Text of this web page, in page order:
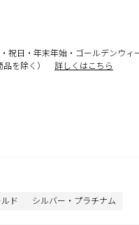
日・年末年始・ゴールデンウィ
品を除く）
詳しくはこちら
ド シルバー・プラチナム